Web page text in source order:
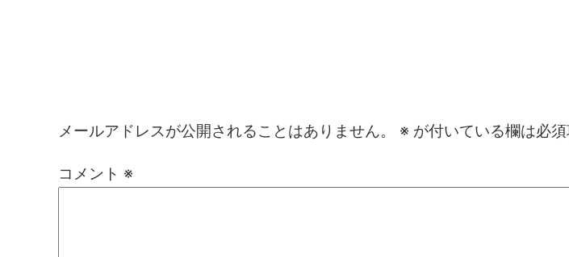
メールアドレスが公開されることはありません。 ※ が付いている欄は必
コメント ※